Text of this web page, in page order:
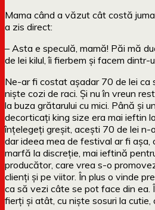
Mama când a văzut cât costă
a zis direct:
– Asta e speculă, mamă! Păi mă
de lei kilul, îi fierbem și facem dintr-
Ne-ar fi costat așadar 70 de lei ca
niște cozi de raci. Și nu în vreun
la buza grătarului cu mici. Până și
decorticați king size era mai ieftin
înțelegeți greșit, acești 70 de lei n-
dar ideea mea de festival ar fi așa,
marfă la discreție, mai ieftină
producător, care vrea s-o
clienți și pe viitor. În plus o vinde
ca să vezi câte se pot face din ea.
fierți și atât, cu niște sosuri la cutie,